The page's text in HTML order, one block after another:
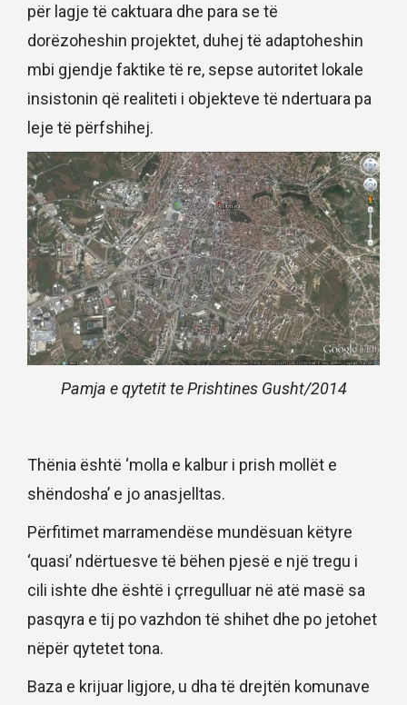
për lagje të caktuara dhe para se të
dorëzoheshin projektet, duhej të adaptoheshin
mbi gjendje faktike të re, sepse autoritet lokale
insistonin që realiteti i objekteve të ndertuara pa
leje të përfshihej.
Pamja e qytetit te Prishtines Gusht/2014
Thënia është ‘molla e kalbur i prish mollët e
shëndosha’ e jo anasjelltas.
Përfitimet marramendëse mundësuan këtyre
‘quasi’ ndërtuesve të bëhen pjesë e një tregu i
cili ishte dhe është i çrregulluar në atë masë sa
pasqyra e tij po vazhdon të shihet dhe po jetohet
nëpër qytetet tona.
Baza e krijuar ligjore, u dha të drejtën komunave